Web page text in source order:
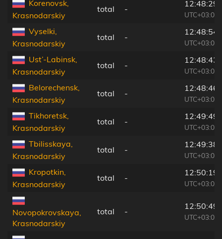
Korenovsk,
Krasnodarskiy
total -
12:48:29
UTC+03:00
Vyselki,
Krasnodarskiy
total -
12:48:54
UTC+03:00
Ust’-Labinsk,
Krasnodarskiy
total -
12:48:43
UTC+03:00
Belorechensk,
Krasnodarskiy
total -
12:48:46
UTC+03:00
Tikhoretsk,
Krasnodarskiy
total -
12:49:49
UTC+03:00
Tbilisskaya,
Krasnodarskiy
total -
12:49:38
UTC+03:00
Kropotkin,
Krasnodarskiy
total -
12:50:19
UTC+03:00
Novopokrovskaya,
Krasnodarskiy
total -
12:50:49
UTC+03:00